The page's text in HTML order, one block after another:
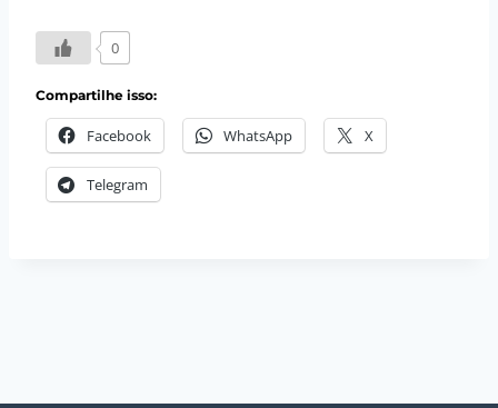
0
Compartilhe isso:
Facebook WhatsApp X
Telegram